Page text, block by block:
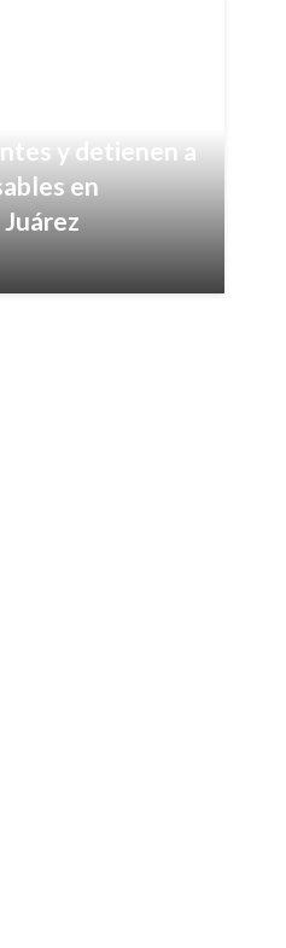
y detienen a
en